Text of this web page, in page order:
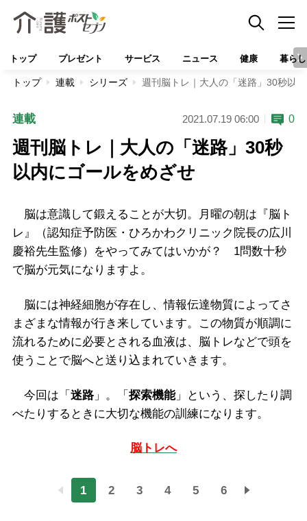
トップ プレゼント サービス ニュース 健康 暮らし
トップ 連載 シリーズ 週刊脳トレ｜大人の「迷路」30秒以
連載 2021.07.19 06:00 0
週刊脳トレ｜大人の「迷路」30秒
以内にゴールをめざせ
脳は意識して鍛えることが大切。月曜の朝は『脳ト
レ』（認知症予防医・ひろかわクリニック院長の広川
慶裕先生監修）をやってみてはいかが？ 1問数十秒
で脳が元気になりますよ。
脳には神経細胞が存在し、情報伝達物質によってさ
まざまな情報が行き来しています。この物質が順調に
流れるために必要とされる血液は、脳トレなどで頭を
使うことで脳へと送り込まれていきます。
今回は「 迷路」。「 探索機能」という、探したり調
べたりするときに大切な機能の訓練になります。
脳トレへ
1 2 3 4 5 6